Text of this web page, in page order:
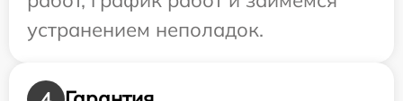
устранением неполадок.